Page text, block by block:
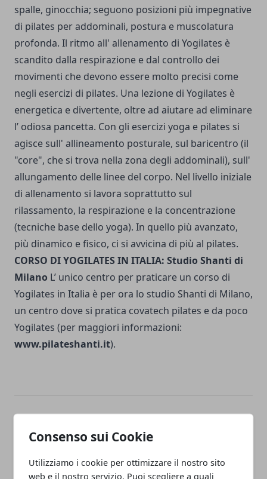
Consenso sui Cookie
Utilizziamo i cookie per ottimizzare il nostro sito
web e il nostro servizio. Puoi scegliere a quali
spalle, ginocchia; seguono posizioni più impegnative
di pilates per addominali, postura e muscolatura
profonda. Il ritmo all' allenamento di Yogilates è
scandito dalla respirazione e dal controllo dei
movimenti che devono essere molto precisi come
negli esercizi di pilates. Una lezione di Yogilates è
energetica e divertente, oltre ad aiutare ad eliminare
l’ odiosa pancetta. Con gli esercizi yoga e pilates si
agisce sull' allineamento posturale, sul baricentro (il
"core", che si trova nella zona degli addominali), sull'
allungamento delle linee del corpo. Nel livello iniziale
di allenamento si lavora soprattutto sul
rilassamento, la respirazione e la concentrazione
(tecniche base dello yoga). In quello più avanzato,
più dinamico e fisico, ci si avvicina di più al pilates.
CORSO DI YOGILATES IN ITALIA: Studio Shanti di
Milano L’ unico centro per praticare un corso di
Yogilates in Italia è per ora lo studio Shanti di Milano,
un centro dove si pratica covatech pilates e da poco
Yogilates (per maggiori informazioni:
www.pilateshanti.it).